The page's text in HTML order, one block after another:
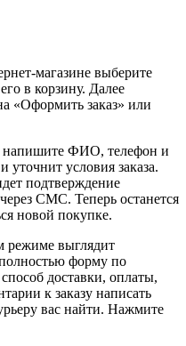
магазине выберите
в корзину. Далее
«Оформить заказ» или
напишите ФИО, телефон и
условия заказа.
подтверждение
СМС. Теперь останется
новой покупке.
режиме выглядит
форму по
доставки, оплаты,
к заказу написать
вас найти. Нажмите